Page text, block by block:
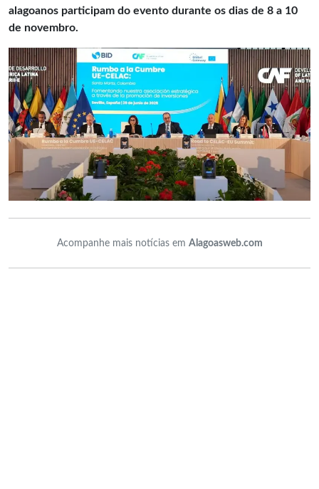
alagoanos participam do evento durante os dias de 8 a 10
de novembro.
Acompanhe mais notícias em Alagoasweb.com